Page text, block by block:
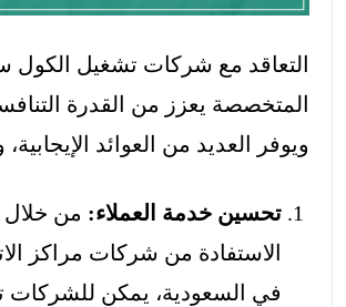
التعاقد مع شركات تشغيل الكول
المتخصصة يعزز من القدرة
ويوفر العديد من العوائد الإيجابية،
تحسين خدمة العملاء: من خلال
الاستفادة من شركات مراكز
في السعودية، يمكن للشركات